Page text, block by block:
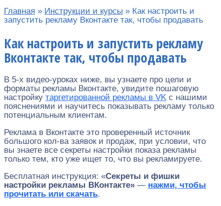
Главная » Инструкции и курсы » Как настроить и
запустить рекламу Вконтакте так, чтобы продавать
Как настроить и запустить рекламу
Вконтакте так, чтобы продавать
В 5-х видео-уроках ниже, вы узнаете про цели и
форматы рекламы Вконтакте, увидите пошаговую
настройку таргетированной рекламы в VK с нашими
пояснениями и научитесь показывать рекламу только
потенциальным клиентам.
Реклама в Вконтакте это проверенный источник
большого кол-ва заявок и продаж, при условии, что
вы знаете все секреты настройки показа рекламы
только тем, кто уже ищет то, что вы рекламируете.
Бесплатная инструкция: «Секреты и фишки
настройки рекламы ВКонтакте» — нажми, чтобы
прочитать или скачать.